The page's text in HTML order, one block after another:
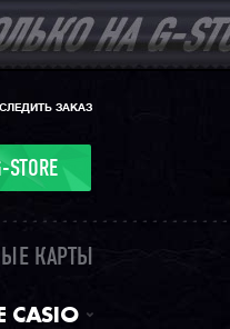
ЗАКАЗ
КАРТЫ
CASIO